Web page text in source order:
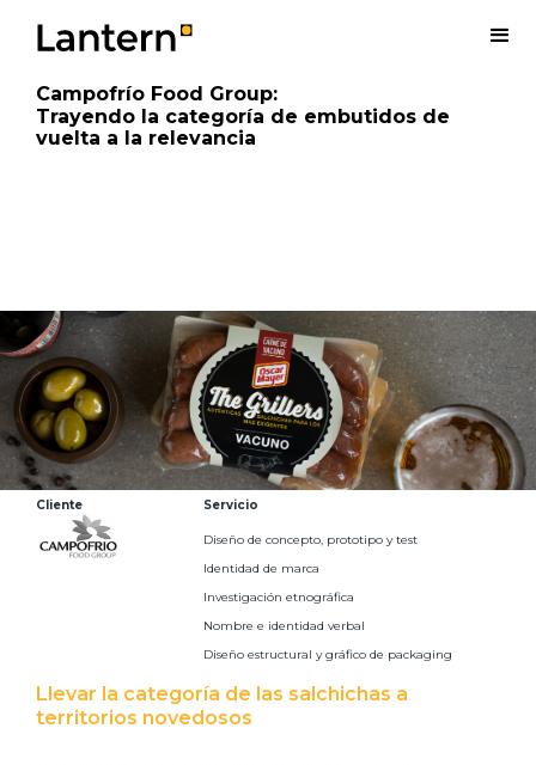
Campofrío Food Group:
Trayendo la categoría de embutidos de
vuelta a la relevancia
Cliente Servicio
Diseño de concepto, prototipo y test
Identidad de marca
Investigación etnográfica
Nombre e identidad verbal
Diseño estructural y gráfico de packaging
Llevar la categoría de las salchichas a
territorios novedosos